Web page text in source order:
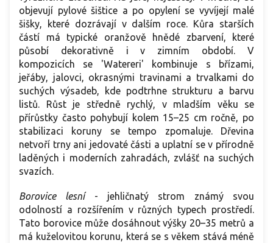
objevují pylové šištice a po opylení se vyvíjejí malé
šišky, které dozrávají v dalším roce. Kůra starších
částí má typické oranžově hnědé zbarvení, které
působí dekorativně i v zimním období. V
kompozicích se 'Watereri' kombinuje s břízami,
jeřáby, jalovci, okrasnými travinami a trvalkami do
suchých výsadeb, kde podtrhne strukturu a barvu
listů. Růst je středně rychlý, v mladším věku se
přírůstky často pohybují kolem 15–25 cm ročně, po
stabilizaci koruny se tempo zpomaluje. Dřevina
netvoří trny ani jedovaté části a uplatní se v přírodně
laděných i moderních zahradách, zvlášť na suchých
svazích.
Borovice lesní-
jehličnatý strom známý svou
odolností a rozšířením v různých typech prostředí.
Tato borovice může dosáhnout výšky 20–35 metrů a
má kuželovitou korunu, která se s věkem stává méně